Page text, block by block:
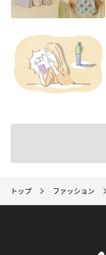
トップ ファッション